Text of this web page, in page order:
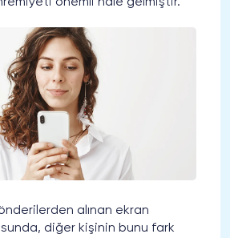
önemli hale gelmiştir.
alınan ekran
diğer kişinin bunu fark